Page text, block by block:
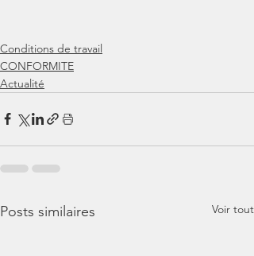
Conditions de travail
CONFORMITE
Actualité
Posts similaires Voir tout